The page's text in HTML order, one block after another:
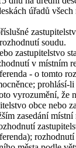
úřadů
soudu.
zastupitelstvo
v místním
- o tomto
prohlásí-
vyrozumění, že
obce nebo
zasedání